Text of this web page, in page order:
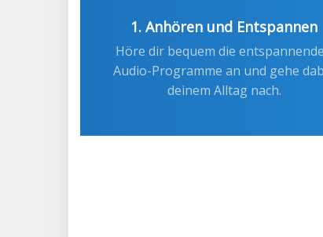
1. Anhören und Entspannen
Höre dir bequem die
Audio-Programme an und gehe
deinem Alltag nach.